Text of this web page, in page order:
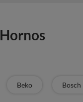
Hornos
Beko Bosch